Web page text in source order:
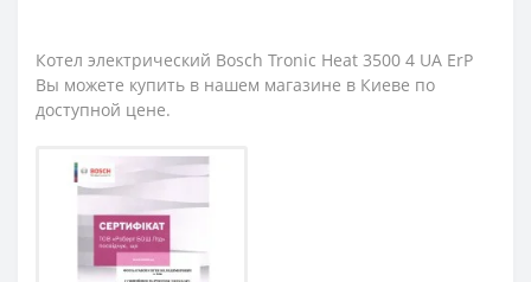
Котел электрический Bosch Tronic Heat 3500 4 UA ErP
Вы можете купить в нашем магазине в Киеве по
доступной цене.